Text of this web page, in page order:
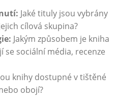
Jaké tituly jsou vybrány
cílová skupina?
Jakým způsobem je kniha
se sociální média, recenze
knihy dostupné v tištěné
obojí?